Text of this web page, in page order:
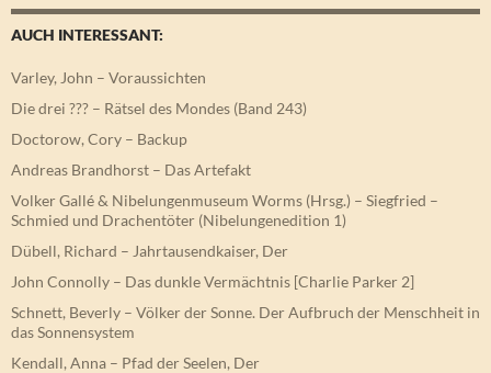
AUCH INTERESSANT:
Varley, John – Voraussichten
Die drei ??? – Rätsel des Mondes (Band 243)
Doctorow, Cory – Backup
Andreas Brandhorst – Das Artefakt
Volker Gallé & Nibelungenmuseum Worms (Hrsg.) – Siegfried –
Schmied und Drachentöter (Nibelungenedition 1)
Dübell, Richard – Jahrtausendkaiser, Der
John Connolly – Das dunkle Vermächtnis [Charlie Parker 2]
Schnett, Beverly – Völker der Sonne. Der Aufbruch der Menschheit in
das Sonnensystem
Kendall, Anna – Pfad der Seelen, Der